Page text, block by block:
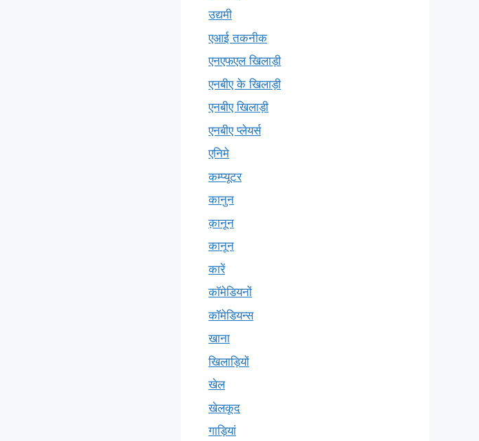
उद्यमी
एआई तकनीक
एनएफएल खिलाड़ी
एनबीए के खिलाड़ी
एनबीए खिलाड़ी
एनबीए प्लेयर्स
एनिमे
कम्प्यूटर
कानुन
क़ानून
कानून
कारें
कॉमेडियनों
कॉमेडियन्स
खाना
खिलाड़ियों
खेल
खेलकूद
गाड़ियां